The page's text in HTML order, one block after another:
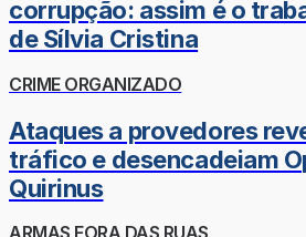
corrupção: assim é o
de Sílvia Cristina
CRIME ORGANIZADO
Ataques a provedores
tráfico e desencadeiam
Quirinus